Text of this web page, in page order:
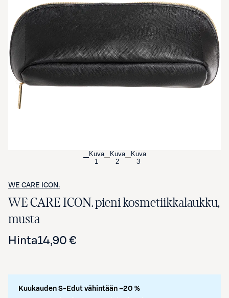
Avaa tuotekuva suurennettuna
Kuva
1
Kuva
2
Kuva
3
WE CARE ICON.
WE CARE ICON. pieni kosmetiikkalaukku,
musta
Hinta14,90 €
Kuukauden S-Edut vähintään –20 %